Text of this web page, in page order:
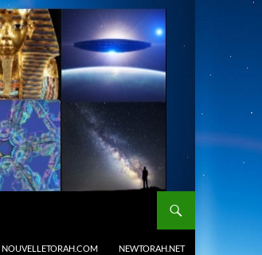
NOUVELLETORAH.COM NEWTORAH.NET